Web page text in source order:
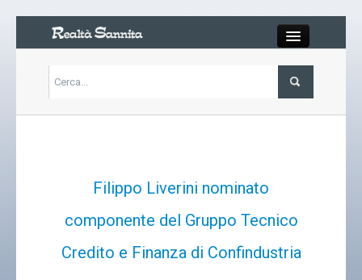
Carrello
Filippo Liverini nominato
componente del Gruppo Tecnico
Credito e Finanza di Confindustria